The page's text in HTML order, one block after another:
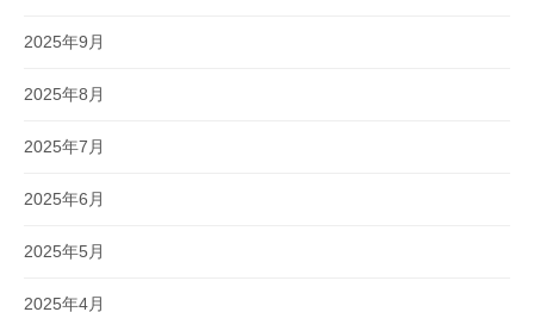
2025年9月
2025年8月
2025年7月
2025年6月
2025年5月
2025年4月